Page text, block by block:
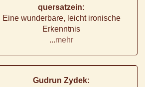
quersatzein:
Eine wunderbare, leicht ironische
Erkenntnis
...mehr
Gudrun Zydek: